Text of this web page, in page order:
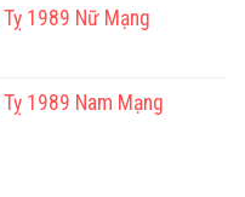
1989 Nữ Mạng
1989 Nam Mạng